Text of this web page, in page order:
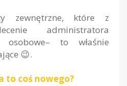
zewnętrzne, które z
administratora
osobowe– to właśnie
😉.
to coś nowego?